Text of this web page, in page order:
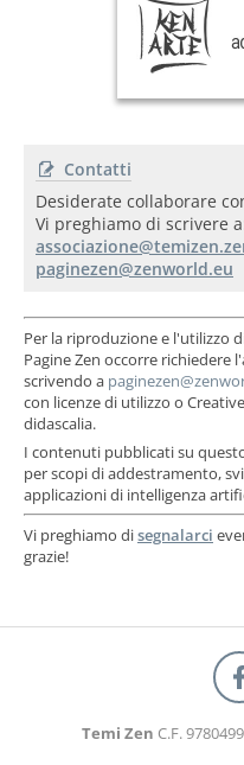
Contatti
Desiderate collaborare
Vi preghiamo di scrivere
Per la riproduzione e l'utilizzo
Pagine Zen occorre richiedere
scrivendo a
con licenze di utilizzo o
didascalia.
I contenuti pubblicati su
per scopi di addestramento,
applicazioni di intelligenza
Vi preghiamo disegnalarci
grazie!
Temi Zen C.F.